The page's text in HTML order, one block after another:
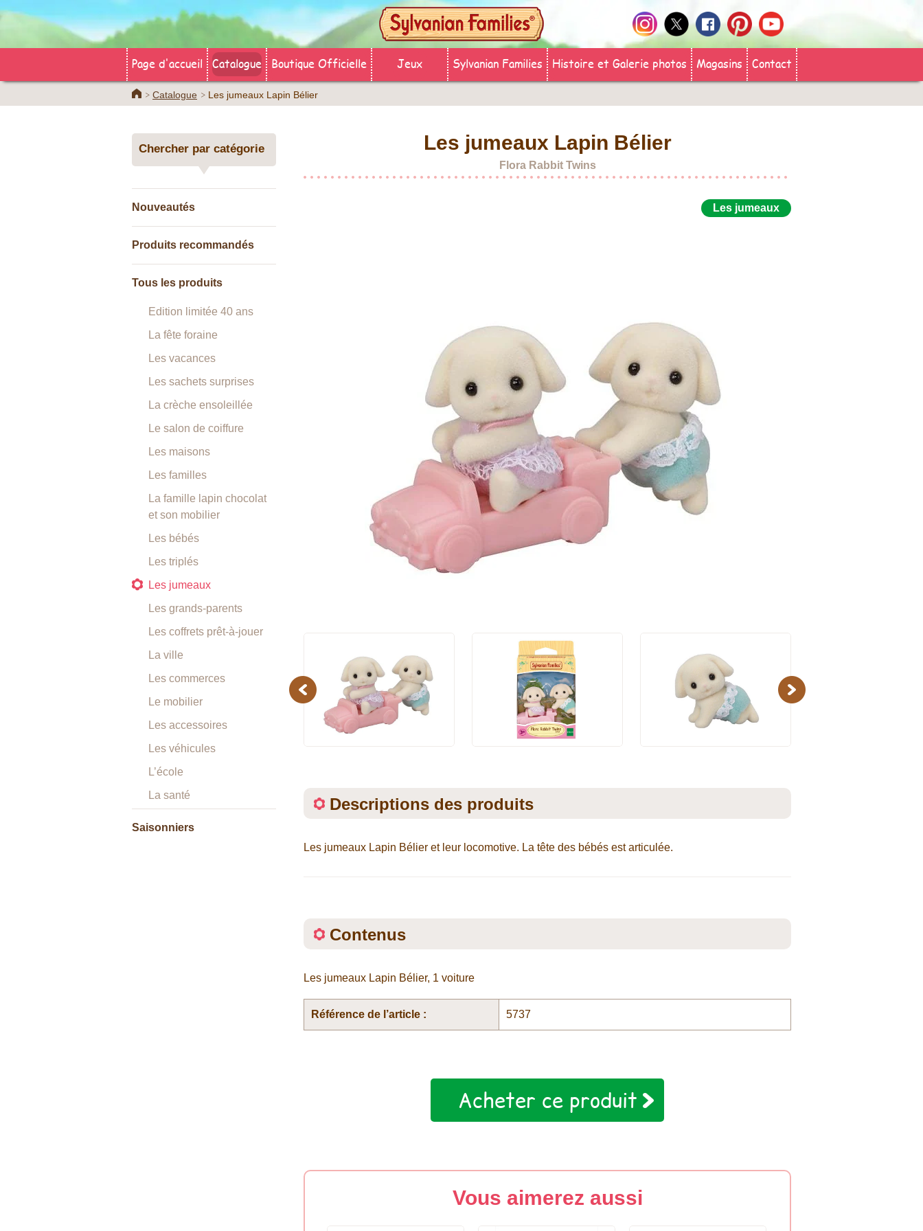
Page d'accueil Catalogue Boutique Officielle Jeux Sylvanian Families Histoire et Galerie photos Magasins Contact
HomeCatalogue Les jumeaux Lapin Bélier
Chercher par catégorie
Nouveautés
Produits recommandés
Tous les produits
Edition limitée 40 ans
La fête foraine
Les vacances
Les sachets surprises
La crèche ensoleillée
Le salon de coiffure
Les maisons
Les familles
La famille lapin chocolat
et son mobilier
Les bébés
Les triplés
Les jumeaux
Les grands-parents
Les coffrets prêt-à-jouer
La ville
Les commerces
Le mobilier
Les accessoires
Les véhicules
L’école
La santé
Saisonniers
Les jumeaux Lapin Bélier
Flora Rabbit Twins
Les jumeaux
Previous Next
Descriptions des produits
Les jumeaux Lapin Bélier et leur locomotive. La tête des bébés est articulée.
Contenus
Les jumeaux Lapin Bélier, 1 voiture
Référence de l’article : 5737
Acheter ce produit
Vous aimerez aussi